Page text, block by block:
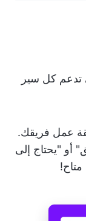
تدعم كل سير
عمل فريقك.
أو "يحتاج إلى